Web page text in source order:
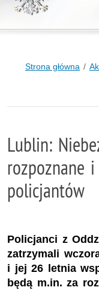
Strona główna
Lublin:
rozpoznane
policjantów
Policjanci z
zatrzymali
i jej 26 letnia
będą m.in. za